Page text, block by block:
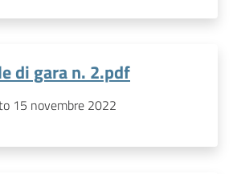
di gara n. 2.pdf
15 novembre 2022